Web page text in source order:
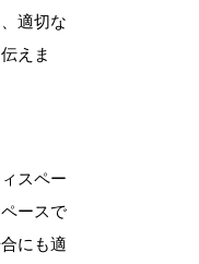
適切な
えま
スペー
ースで
にも適